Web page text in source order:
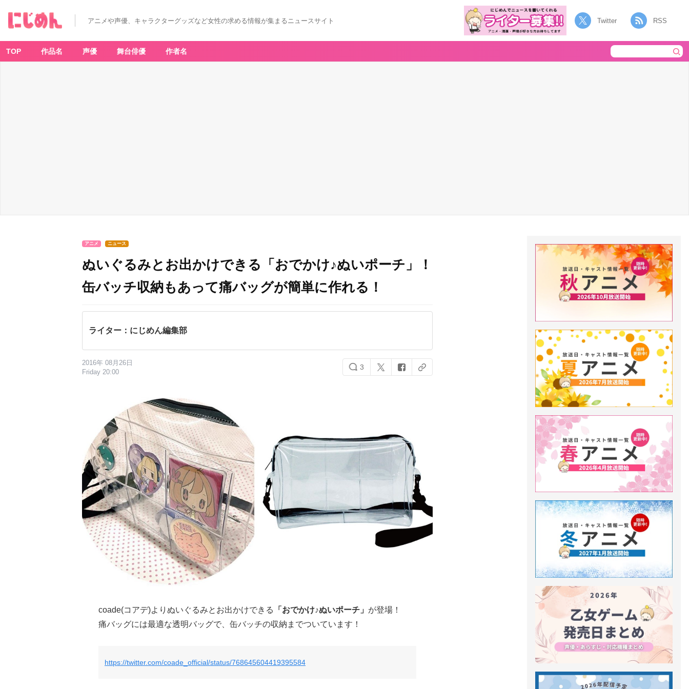
アニメや声優、キャラクターグッズなど女性の求める情報が集まるニュースサイト Twitter RSS
TOP 作品名 声優 舞台俳優 作者名
アニメ ニュース
ぬいぐるみとお出かけできる「おでかけ♪ぬいポーチ」！
缶バッチ収納もあって痛バッグが簡単に作れる！
ライター：にじめん編集部
2016年 08月26日
Friday 20:00
3
coade(コアデ)よりぬいぐるみとお出かけできる 「おでかけ♪ぬいポーチ」 が登場！
痛バッグには最適な透明バッグで、缶バッチの収納までついています！
https://twitter.com/coade_official/status/768645604419395584